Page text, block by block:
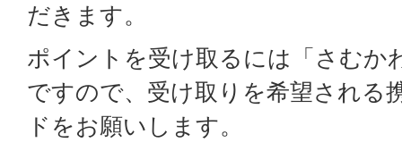
だきます。
ポイントを受け取るには「さむか
ですので、受け取りを希望される
ドをお願いします。